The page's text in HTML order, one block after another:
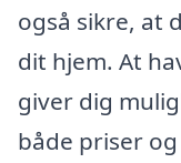
også sikre, at
dit hjem. At
giver dig
både priser